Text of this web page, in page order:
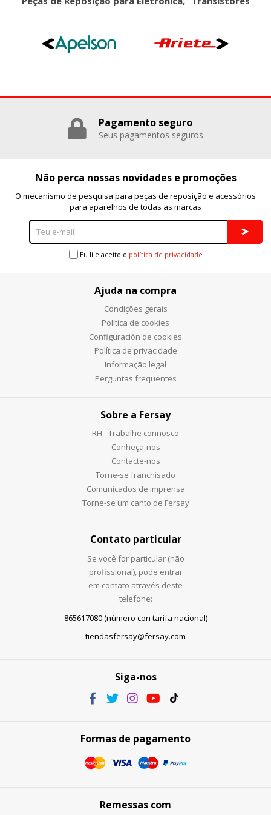
Pagamento seguro
Seus pagamentos seguros
Não perca nossas novidades e promoções
O mecanismo de pesquisa para peças de reposição e acessórios
para aparelhos de todas as marcas
Eu li e aceito o política de privacidade
Ajuda na compra
Condições gerais
Política de cookies
Configuración de cookies
Política de privacidade
Informação legal
Perguntas frequentes
Sobre a Fersay
RH - Trabalhe connosco
Conheça-nos
Contacte-nos
Torne-se franchisado
Comunicados de imprensa
Torne-se um canto de Fersay
Contato particular
Se você for particular (não
profissional), pode entrar
em contato através deste
telefone:
865617080 (número con tarifa nacional)
tiendasfersay@fersay.com
Siga-nos
Formas de pagamento
Remessas com
utilizadas por esas empresas para crear un perfil de sus
intereses y mostrarle anuncios relevantes en otros sitios.
No almacenan directamente información personal, sino
Puedes volver a configurar tus cookies desde la sección
"Configuración de cookies" al pie de la página. También puedes
consultar nuestrapolítica de cookies